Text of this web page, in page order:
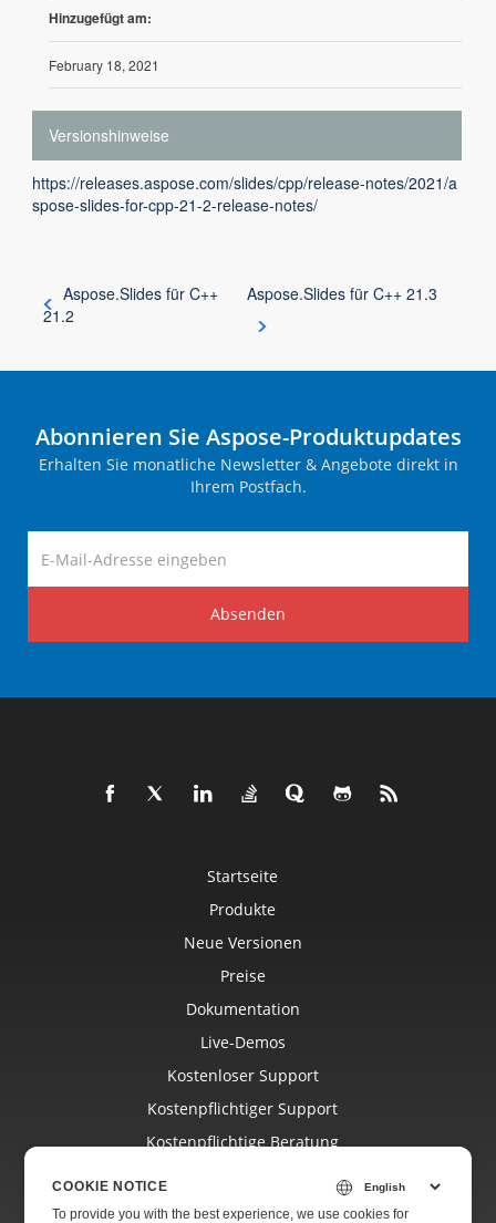
Hinzugefügt am:
February 18, 2021
Versionshinweise
https://releases.aspose.com/slides/cpp/release-notes/2021/a
spose-slides-for-cpp-21-2-release-notes/
Aspose.Slides für C++
21.2
Aspose.Slides für C++ 21.3
Abonnieren Sie Aspose-Produktupdates
Erhalten Sie monatliche Newsletter & Angebote direkt in
Ihrem Postfach.
Absenden
Startseite
Produkte
Neue Versionen
Preise
Dokumentation
Live-Demos
Kostenloser Support
Kostenpflichtiger Support
Kostenpflichtige Beratung
Websites
COOKIE NOTICE
To provide you with the best experience, we use cookies for